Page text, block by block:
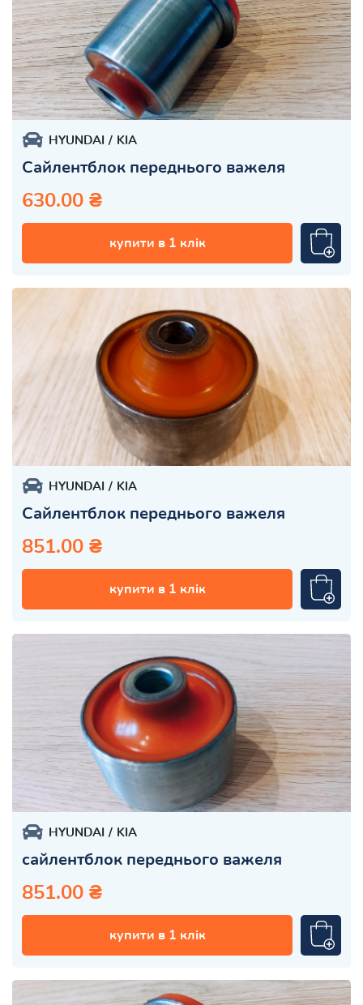
HYUNDAI KIA
Сайлентблок переднього важеля
630.00 ₴
купити в 1 клік
HYUNDAI KIA
Сайлентблок переднього важеля
851.00 ₴
купити в 1 клік
HYUNDAI KIA
сайлентблок переднього важеля
851.00 ₴
купити в 1 клік